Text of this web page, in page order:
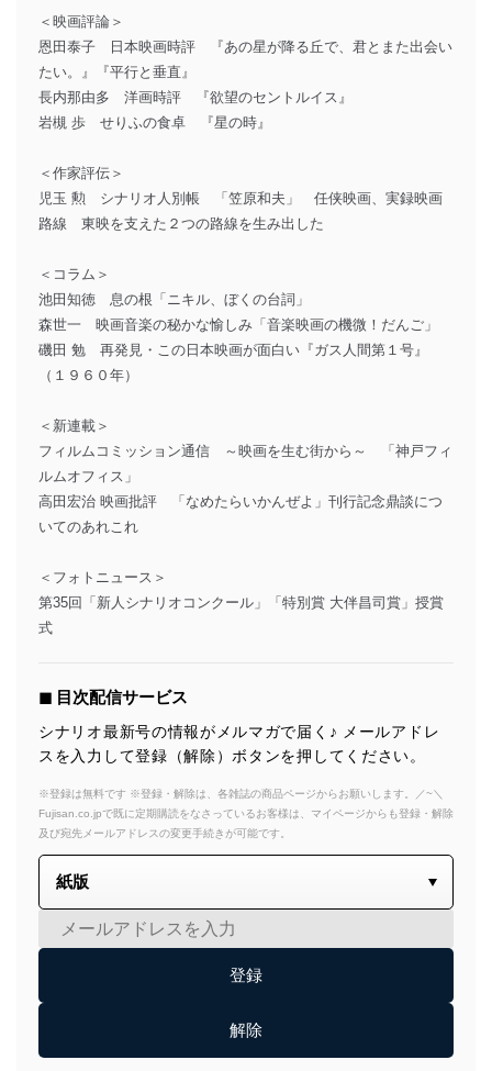
＜映画評論＞
恩田泰子 日本映画時評 『あの星が降る丘で、君とまた出会い
たい。』『平行と垂直』
長内那由多 洋画時評 『欲望のセントルイス』
岩槻 歩 せりふの食卓 『星の時』
＜作家評伝＞
児玉 勲 シナリオ人別帳 「笠原和夫」 任侠映画、実録映画
路線 東映を支えた２つの路線を生み出した
＜コラム＞
池田知徳 息の根「ニキル、ぼくの台詞」
森世一 映画音楽の秘かな愉しみ「音楽映画の機微！だんご」
磯田 勉 再発見・この日本映画が面白い『ガス人間第１号』
（１９６０年）
＜新連載＞
フィルムコミッション通信 ～映画を生む街から～ 「神戸フィ
ルムオフィス」
高田宏治 映画批評 「なめたらいかんぜよ」刊行記念鼎談につ
いてのあれこれ
＜フォトニュース＞
第35回「新人シナリオコンクール」「特別賞 大伴昌司賞」授賞
式
◼︎ 目次配信サービス
シナリオ最新号の情報がメルマガで届く♪ メールアドレ
スを入力して登録（解除）ボタンを押してください。
※登録は無料です ※登録・解除は、各雑誌の商品ページからお願いします。／~＼
Fujisan.co.jpで既に定期購読をなさっているお客様は、マイページからも登録・解除
及び宛先メールアドレスの変更手続きが可能です。